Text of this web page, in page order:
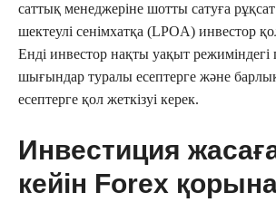
саттық менеджеріне шотты сатуға
шектеулі сенімхатқа (LPOA) инвестор
Енді инвестор нақты уақыт режиміндегі
шығындар туралы есептерге және барлық
есептерге қол жеткізуі керек.
Инвестиция
кейін Forex